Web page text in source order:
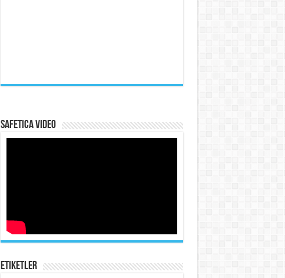
Safetica Video
Etiketler